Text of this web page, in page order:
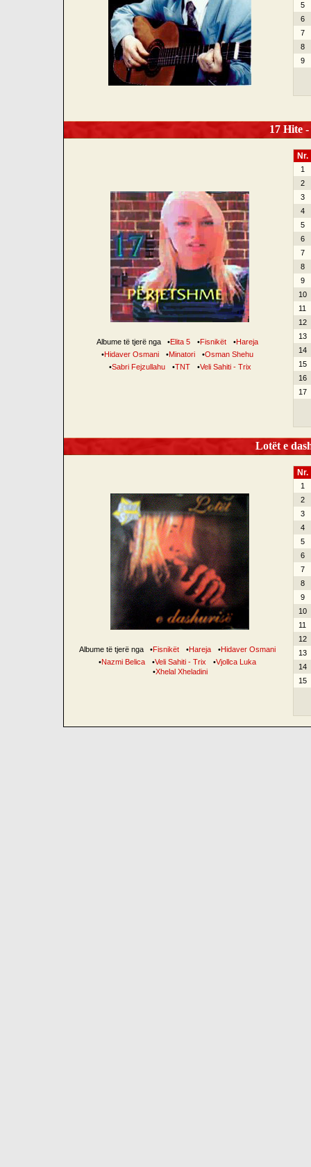
5
6
7
8
9
17 Hite
Albume të tjerë nga •Elita 5 •Fisnikët •Hareja
•Hidaver Osmani •Minatori •Osman Shehu
•Sabri Fejzullahu •TNT •Veli Sahiti - Trix
Nr.
1
2
3
4
5
6
7
8
9
10
11
12
13
14
15
16
17
Lotët e
Albume të tjerë nga •Fisnikët •Hareja •Hidaver Osmani
•Nazmi Belica •Veli Sahiti - Trix •Vjollca Luka
•Xhelal Xheladini
Nr.
1
2
3
4
5
6
7
8
9
10
11
12
13
14
15